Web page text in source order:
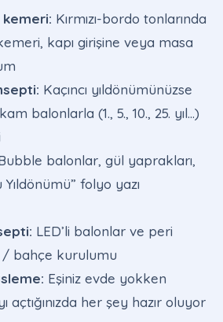
Kırmızı-bordo tonlarında
kapı girişine veya masa
Kaçıncı yıldönümünüzse
balonlarla (1., 5., 10., 25. yıl…)
balonlar, gül yaprakları,
folyo yazı
LED’li balonlar ve peri
/ bahçe kurulumu
Eşiniz evde yokken
açtığınızda her şey hazır oluyor